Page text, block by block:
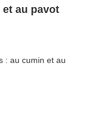
au pavot